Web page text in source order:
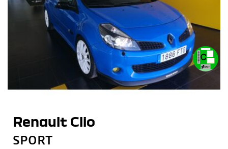
Renault Clio
SPORT